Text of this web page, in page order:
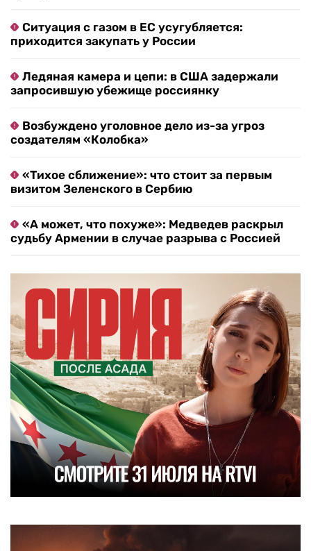
Ситуация с газом в ЕС усугубляется:
приходится закупать у России
Ледяная камера и цепи: в США задержали
запросившую убежище россиянку
Возбуждено уголовное дело из-за угроз
создателям «Колобка»
«Тихое сближение»: что стоит за первым
визитом Зеленского в Сербию
«А может, что похуже»: Медведев раскрыл
судьбу Армении в случае разрыва с Россией